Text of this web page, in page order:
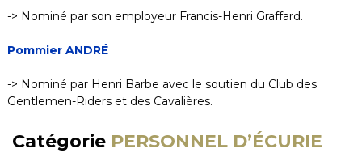
-> Nominé par son employeur Francis-Henri Graffard.
Pommier ANDRÉ
-> Nominé par Henri Barbe avec le soutien du Club des
Gentlemen-Riders et des Cavalières.
CatégoriePERSONNEL D’ÉCURIE